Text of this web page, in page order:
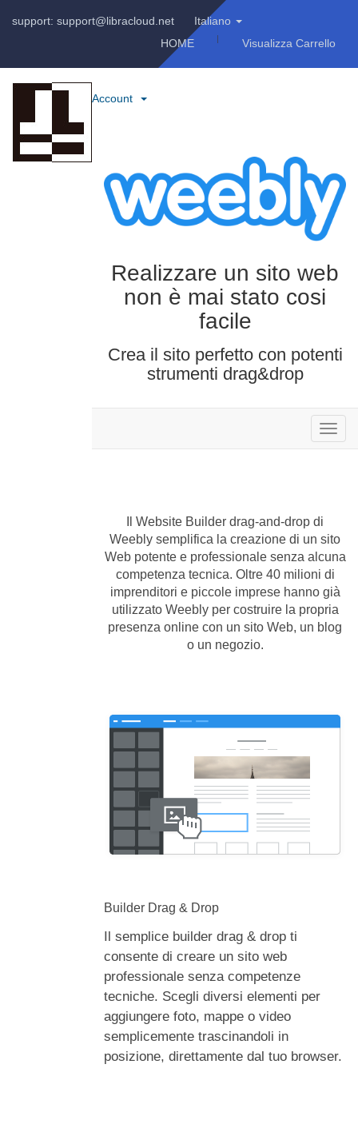
support: support@libracloud.net
Italiano
HOME
Visualizza Carrello
Account
Realizzare un sito web
non è mai stato cosi
facile
Crea il sito perfetto con potenti
strumenti drag&drop
Il Website Builder drag-and-drop di
Weebly semplifica la creazione di un sito
Web potente e professionale senza alcuna
competenza tecnica. Oltre 40 milioni di
imprenditori e piccole imprese hanno già
utilizzato Weebly per costruire la propria
presenza online con un sito Web, un blog
o un negozio.
Builder Drag & Drop
Il semplice builder drag & drop ti
consente di creare un sito web
professionale senza competenze
tecniche. Scegli diversi elementi per
aggiungere foto, mappe o video
semplicemente trascinandoli in
posizione, direttamente dal tuo browser.